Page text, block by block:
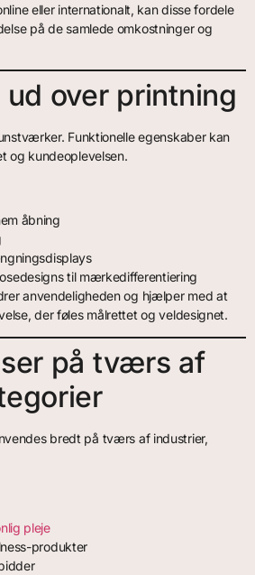
eller internationalt, kan disse fordele
på de samlede omkostninger og
over printning
Funktionelle egenskaber kan
og kundeoplevelsen.
åbning
til mærkedifferentiering
anvendeligheden og hjælper med at
der føles målrettet og veldesignet.
på tværs af
bredt på tværs af industrier,
pleje
produkter